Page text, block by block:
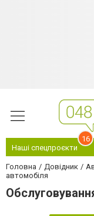
Наші спецпроєкти
16
Головна Довідник
автомобіля